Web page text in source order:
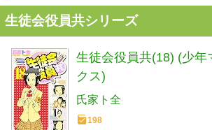
生徒会役員共シリーズ
生徒会役員共(18) (少年
クス)
氏家ト全
198